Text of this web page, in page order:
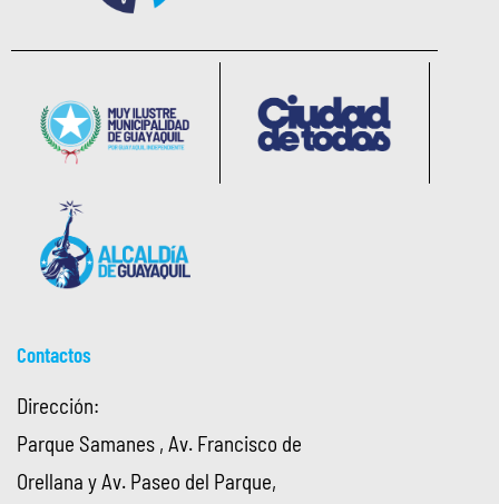
Contactos
Dirección:
Parque Samanes , Av. Francisco de
Orellana y Av. Paseo del Parque,